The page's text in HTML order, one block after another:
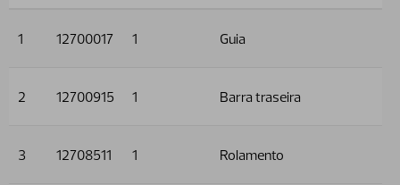
1 12700017 1 Guia
2 12700915 1 Barra traseira
3 12708511 1 Rolamento